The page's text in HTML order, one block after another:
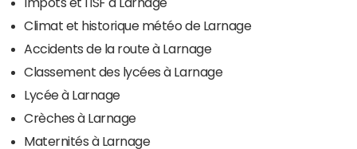
Climat et historique météo de Larnage
Accidents de la route à Larnage
Classement des lycées à Larnage
Lycée à Larnage
Crèches à Larnage
Maternités à Larnage